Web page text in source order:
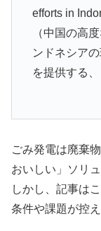
efforts in
（中国の高
ンドネシア
を提供する
ごみ発電は廃棄
おいしい」ソリ
しかし、記事は
条件や課題が控